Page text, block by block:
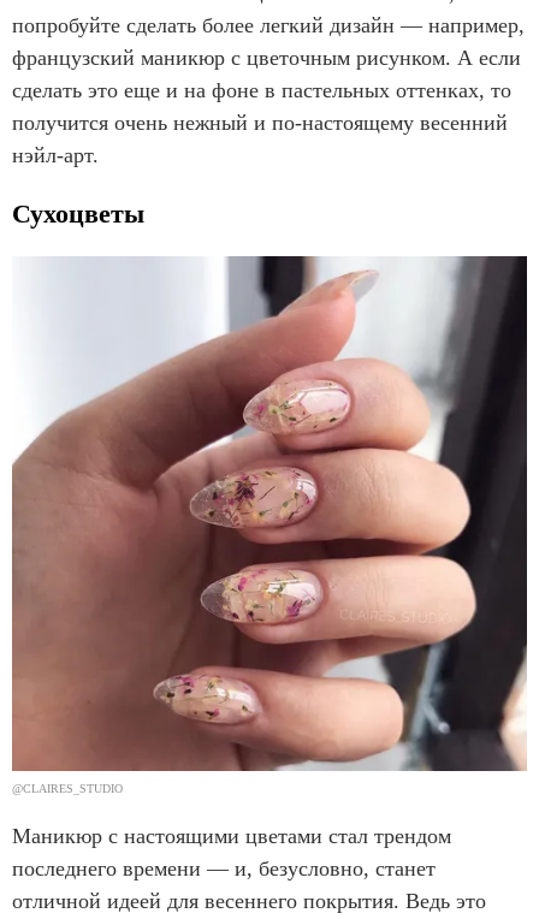
попробуйте сделать более легкий дизайн — например,
французский маникюр с цветочным рисунком. А если
сделать это еще и на фоне в пастельных оттенках, то
получится очень нежный и по-настоящему весенний
нэйл-арт.
Сухоцветы
@CLAIRES_STUDIO
Маникюр с настоящими цветами стал трендом
последнего времени — и, безусловно, станет
отличной идеей для весеннего покрытия. Ведь это